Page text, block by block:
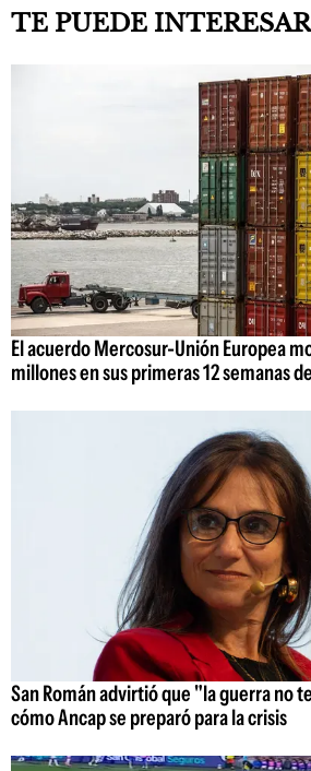
TE PUEDE INTERESAR
El acuerdo Mercosur-Unión Europea
millones en sus primeras 12 semanas
San Román advirtió que "la guerra no
cómo Ancap se preparó para la crisis